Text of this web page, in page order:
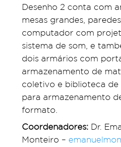
Desenho 2 conta com
mesas grandes,
computador com
sistema de som, e
dois armários com
armazenamento de
coletivo e biblioteca de
para armazenamento
formato.
Coordenadores: Dr.
Monteiro –